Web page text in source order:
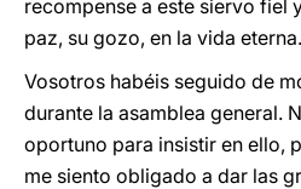
recompense a este siervo fiel
paz, su gozo, en la vida eterna.
Vosotros habéis seguido de
durante la asamblea general.
oportuno para insistir en ello,
me siento obligado a dar las